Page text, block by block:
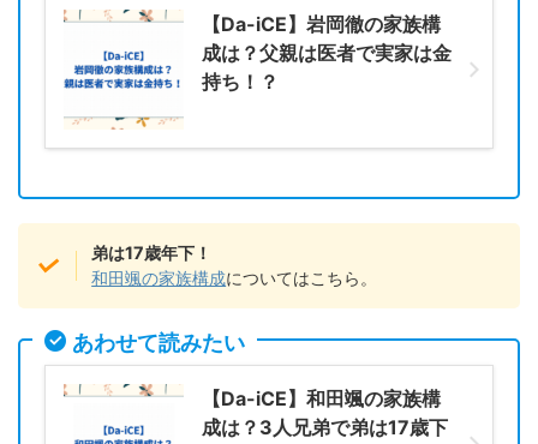
【Da-iCE】岩岡徹の家族構
成は？父親は医者で実家は金
持ち！？
弟は17歳年下！
和田颯の家族構成についてはこちら。
あわせて読みたい
【Da-iCE】和田颯の家族構
成は？3人兄弟で弟は17歳下